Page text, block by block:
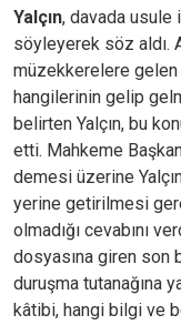
Yalçın, davada usule
söyleyerek söz aldı.
müzekkerelere
hangilerinin gelip
belirten Yalçın, bu
etti. Mahkeme
demesi üzerine
yerine getirilmesi
olmadığı cevabını
dosyasına giren son
duruşma tutanağına
kâtibi, hangi bilgi ve